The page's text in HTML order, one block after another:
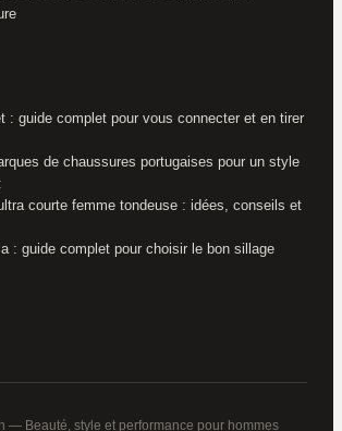
: guide complet pour vous connecter et en tirer
de chaussures portugaises pour un style
courte femme tondeuse : idées, conseils et
: guide complet pour choisir le bon sillage
— Beauté, style et performance pour hommes